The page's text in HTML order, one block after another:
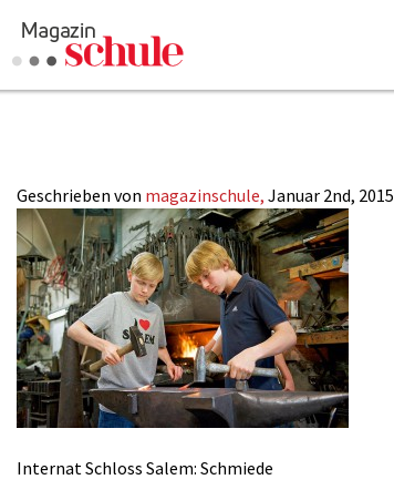
Geschrieben von magazinschule, Januar 2nd, 2015
Internat Schloss Salem: Schmiede